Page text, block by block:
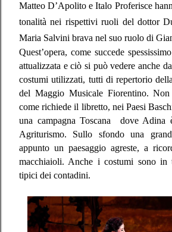
Matteo D’Apolito e Italo Proferisce
tonalità nei rispettivi ruoli del dottor
Maria Salvini brava nel suo ruolo di
Quest’opera, come succede
attualizzata e ciò si può vedere anche
costumi utilizzati, tutti di repertorio
del Maggio Musicale Fiorentino.
come richiede il libretto, nei Paesi
una campagna Toscana
dove Adina
Agriturismo. Sullo sfondo una
appunto un paesaggio agreste, a
macchiaioli. Anche i costumi sono in
tipici dei contadini.